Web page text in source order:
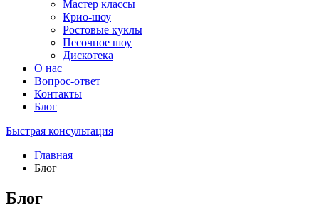
Мастер классы
Крио-шоу
Ростовые куклы
Песочное шоу
Дискотека
О нас
Вопрос-ответ
Контакты
Блог
Быстрая консультация
Главная
Блог
Блог